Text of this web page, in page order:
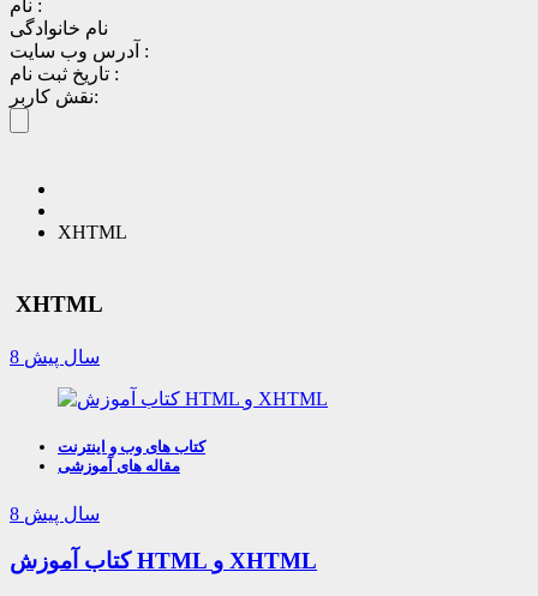
نام :
نام خانوادگی
آدرس وب سایت :
تاریخ ثبت نام :
نقش کاربر:
XHTML
XHTML
8 سال پیش
کتاب های وب و اینترنت
مقاله های آموزشی
8 سال پیش
کتاب آموزش HTML و XHTML